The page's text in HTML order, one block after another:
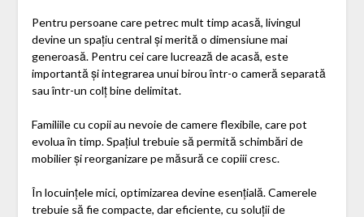
Pentru persoane care petrec mult timp acasă, livingul
devine un spațiu central și merită o dimensiune mai
generoasă. Pentru cei care lucrează de acasă, este
importantă și integrarea unui birou într-o cameră separată
sau într-un colț bine delimitat.
Familiile cu copii au nevoie de camere flexibile, care pot
evolua în timp. Spațiul trebuie să permită schimbări de
mobilier și reorganizare pe măsură ce copiii cresc.
În locuințele mici, optimizarea devine esențială. Camerele
trebuie să fie compacte, dar eficiente, cu soluții de